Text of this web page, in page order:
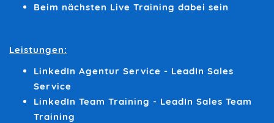
Beim nächsten Live Training dabei sein
Leistungen:
LinkedIn Agentur Service - LeadIn Sales
Service
LinkedIn Team Training - LeadIn Sales Team
Training